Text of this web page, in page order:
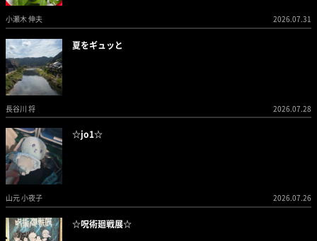
小瀬木 伸夫 2026.07.31
夏をギュッと
長谷川 将 2026.07.28
☆jo1☆
山元 小夜子 2026.07.26
☆呪術廻戦展☆